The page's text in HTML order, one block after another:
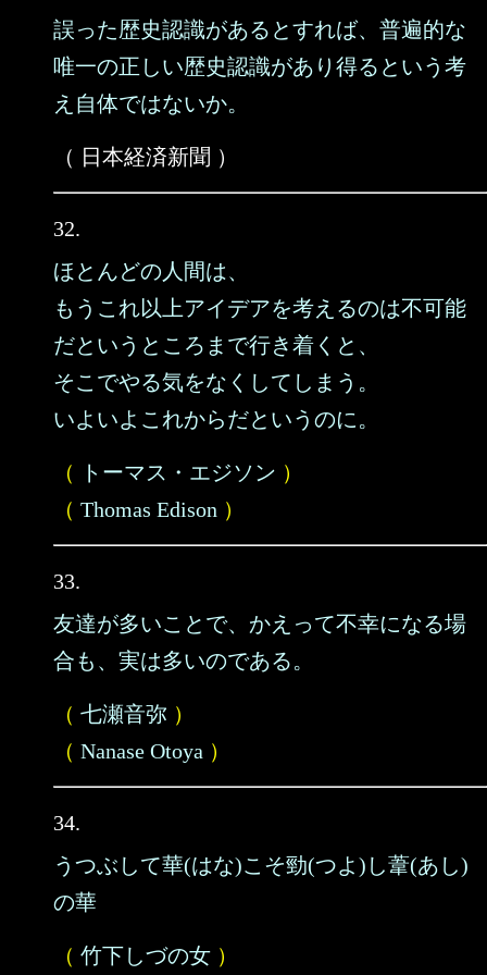
誤った歴史認識があるとすれば、普遍的な
唯一の正しい歴史認識があり得るという考
え自体ではないか。
（ 日本経済新聞 ）
32.
ほとんどの人間は、
もうこれ以上アイデアを考えるのは不可能
だというところまで行き着くと、
そこでやる気をなくしてしまう。
いよいよこれからだというのに。
（ トーマス・エジソン ）
（ Thomas Edison ）
33.
友達が多いことで、かえって不幸になる場
合も、実は多いのである。
（ 七瀬音弥 ）
（ Nanase Otoya ）
34.
うつぶして華(はな)こそ勁(つよ)し葦(あし)
の華
（ 竹下しづの女 ）